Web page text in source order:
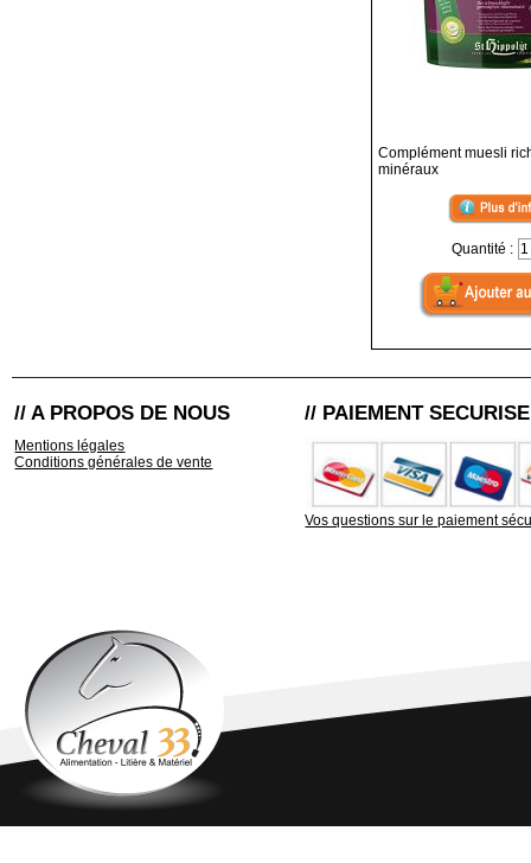
Complément muesli
minéraux
Quantité :
// A PROPOS DE NOUS
Mentions légales
Conditions générales de vente
// PAIEMENT SECURISE
Vos questions sur le paiement